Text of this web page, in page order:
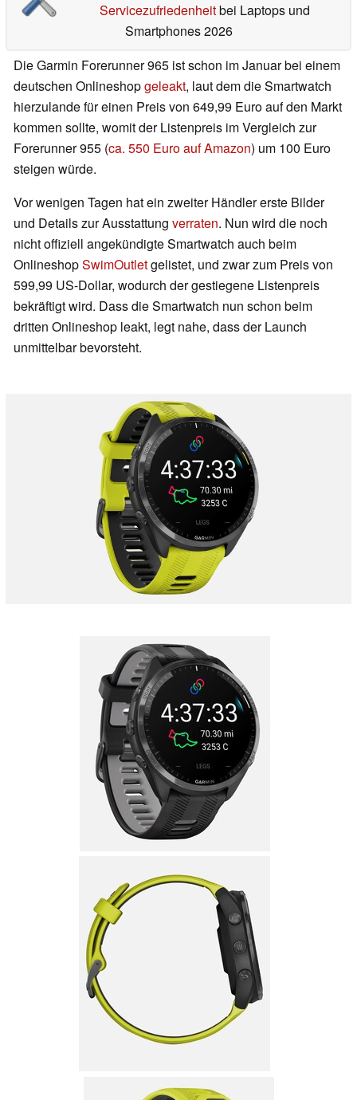
Servicezufriedenheitbei Laptops und
Smartphones 2026
Die Garmin Forerunner 965 ist schon im Januar bei einem
deutschen Onlineshopgeleakt, laut dem die Smartwatch
hierzulande für einen Preis von 649,99 Euro auf den Markt
kommen sollte, womit der Listenpreis im Vergleich zur
Forerunner 955 (ca. 550 Euro auf Amazon) um 100 Euro
steigen würde.
Vor wenigen Tagen hat ein zweiter Händler erste Bilder
und Details zur Ausstattung verraten. Nun wird die noch
nicht offiziell angekündigte Smartwatch auch beim
OnlineshopSwimOutletgelistet, und zwar zum Preis von
599,99 US-Dollar, wodurch der gestiegene Listenpreis
bekräftigt wird. Dass die Smartwatch nun schon beim
dritten Onlineshop leakt, legt nahe, dass der Launch
unmittelbar bevorsteht.